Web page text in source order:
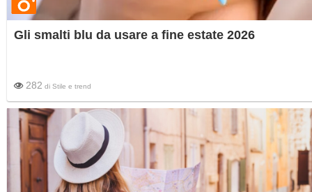
Gli smalti blu da usare a fine estate 2026
282 di Stile e trend